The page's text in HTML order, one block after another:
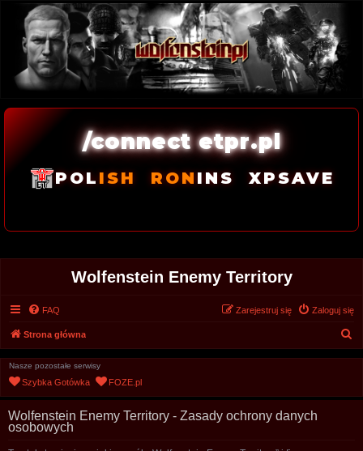
/connect etpr.pl
POL ISH RONINS XPSAVE
Wolfenstein Enemy Territory
FAQ Zaloguj się
Zarejestruj się
Strona główna
Nasze pozostałe serwisy
Szybka Gotówka FOZE.pl
Wolfenstein Enemy Territory - Zasady ochrony danych
osobowych